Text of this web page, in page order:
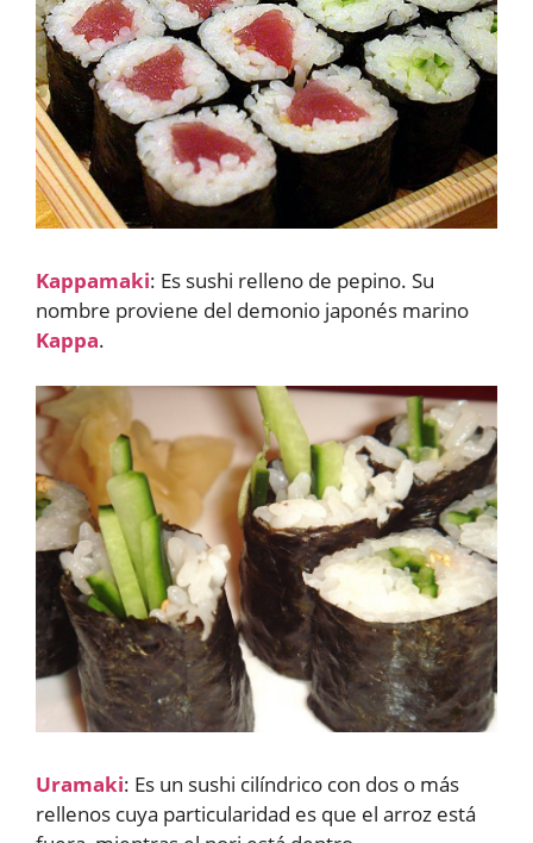
Kappamaki: Es sushi relleno de pepino. Su
nombre proviene del demonio japonés marino
Kappa.
Uramaki: Es un sushi cilíndrico con dos o más
rellenos cuya particularidad es que el arroz está